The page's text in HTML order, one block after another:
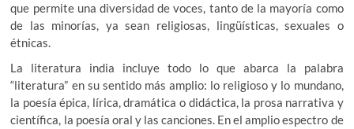
que permite una diversidad de voces, tanto de la mayoría como
de las minorías, ya sean religiosas, lingüísticas, sexuales o
étnicas.
La literatura india incluye todo lo que abarca la palabra
“literatura” en su sentido más amplio: lo religioso y lo mundano,
la poesía épica, lírica, dramática o didáctica, la prosa narrativa y
científica, la poesía oral y las canciones. En el amplio espectro de